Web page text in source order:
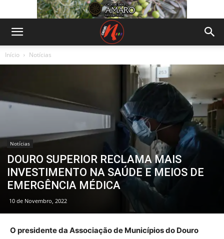
Início Notícias
Notícias
DOURO SUPERIOR RECLAMA MAIS
INVESTIMENTO NA SAÚDE E MEIOS DE
EMERGÊNCIA MÉDICA
10 de Novembro, 2022
O presidente da Associação de Municípios do Douro